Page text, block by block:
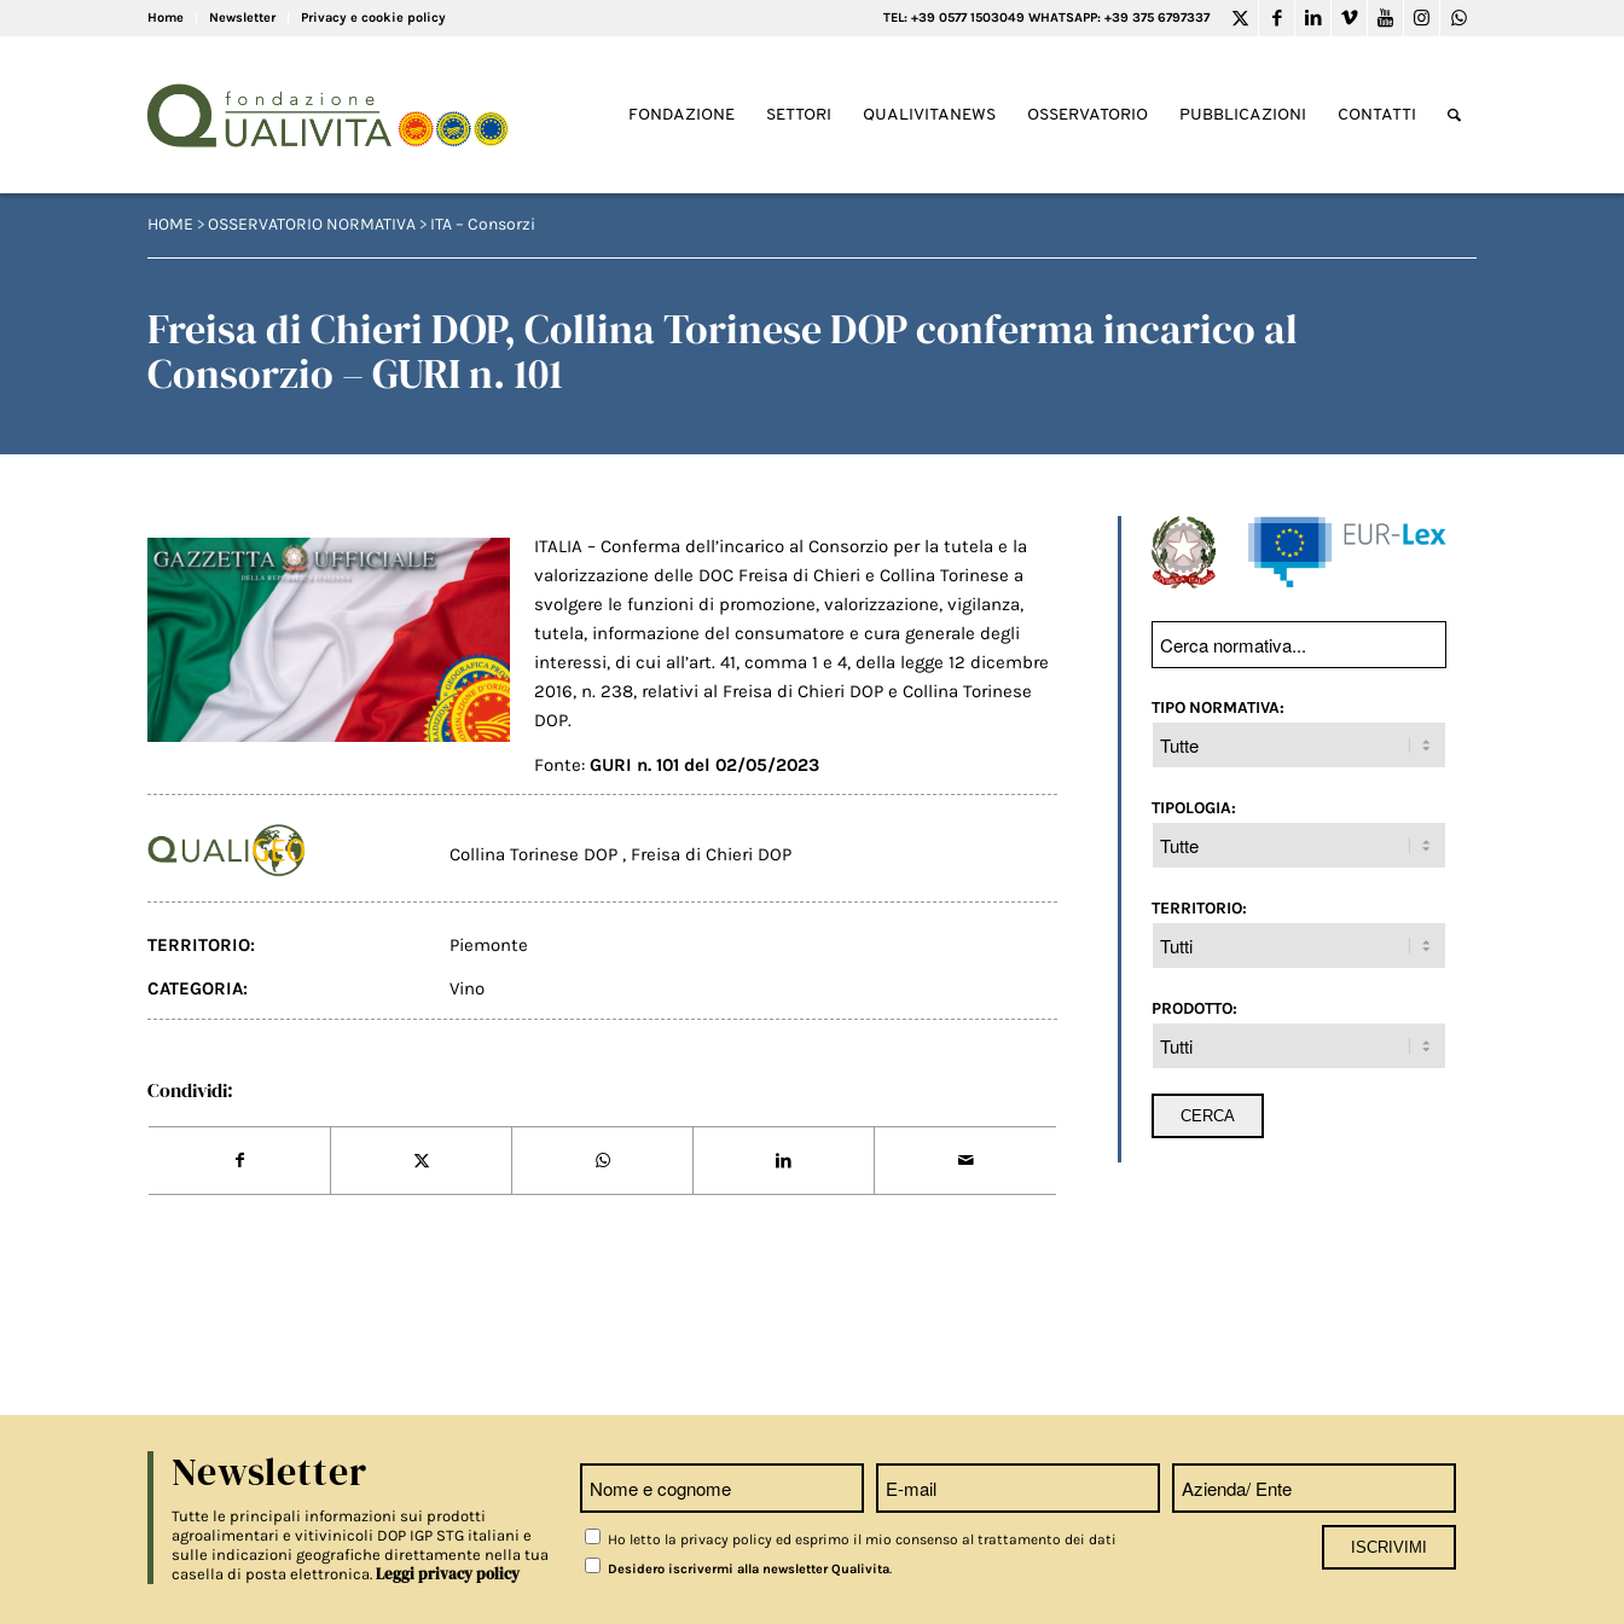
Home Newsletter Privacy e cookie policy TEL: +39 0577 1503049 WHATSAPP: +39 375 6797337
FONDAZIONE SETTORI QUALIVITANEWS OSSERVATORIO PUBBLICAZIONI CONTATTI
HOME >OSSERVATORIO NORMATIVA > ITA – Consorzi
Freisa di Chieri DOP, Collina Torinese DOP conferma incarico al
Consorzio – GURI n. 101
ITALIA – Conferma dell’incarico al Consorzio per la tutela e la
valorizzazione delle DOC Freisa di Chieri e Collina Torinese a
svolgere le funzioni di promozione, valorizzazione, vigilanza,
tutela, informazione del consumatore e cura generale degli
interessi, di cui all’art. 41, comma 1 e 4, della legge 12 dicembre
2016, n. 238, relativi al Freisa di Chieri DOP e Collina Torinese
DOP.
Fonte: GURI n. 101 del 02/05/2023
Collina Torinese DOP , Freisa di Chieri DOP
TERRITORIO: Piemonte
CATEGORIA: Vino
Condividi:
TIPO NORMATIVA:
TIPOLOGIA:
TERRITORIO:
PRODOTTO:
Newsletter
Tutte le principali informazioni sui prodotti
agroalimentari e vitivinicoli DOP IGP STG italiani e
sulle indicazioni geografiche direttamente nella tua
casella di posta elettronica. Leggi privacy policy
Ho letto la privacy policy ed esprimo il mio consenso al trattamento dei dati
Desidero iscrivermi alla newsletter Qualivita.